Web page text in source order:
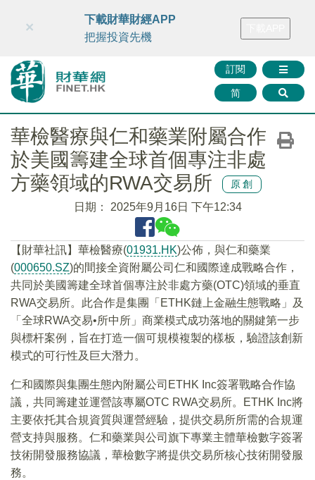
財華智庫網 FINTV FINMETA 財華證券 媒體矩陣
訂閱
简
×
下載財華財經APP
把握投資先機
華檢醫療與仁和藥業附屬合作
於美國籌建全球首個專注非處
方藥領域的RWA交易所
原創
日期： 2025年9月16日 下午12:34
【財華社訊】華檢醫療(01931.HK)公佈，與仁和藥業
(000650.SZ)的間接全資附屬公司仁和國際達成戰略合作，
共同於美國籌建全球首個專注於非處方藥(OTC)領域的垂直
RWA交易所。此合作是集團「ETHK鏈上金融生態戰略」及
「全球RWA交易•所中所」商業模式成功落地的關鍵第一步
與標杆案例，旨在打造一個可規模複製的樣板，驗證該創新
模式的可行性及巨大潛力。
仁和國際與集團生態內附屬公司ETHK Inc簽署戰略合作協
議，共同籌建並運營該專屬OTC RWA交易所。ETHK Inc將
主要依托其合規資質與運營經驗，提供交易所所需的合規運
營支持與服務。仁和藥業與公司旗下專業主體華檢數字簽署
技術開發服務協議，華檢數字將提供交易所核心技術開發服
務。